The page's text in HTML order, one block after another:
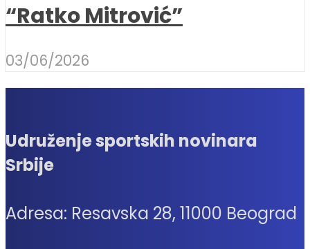
“Ratko Mitrović”
03/06/2026
Udruženje sportskih novinara
Srbije
Adresa: Resavska 28, 11000 Beograd